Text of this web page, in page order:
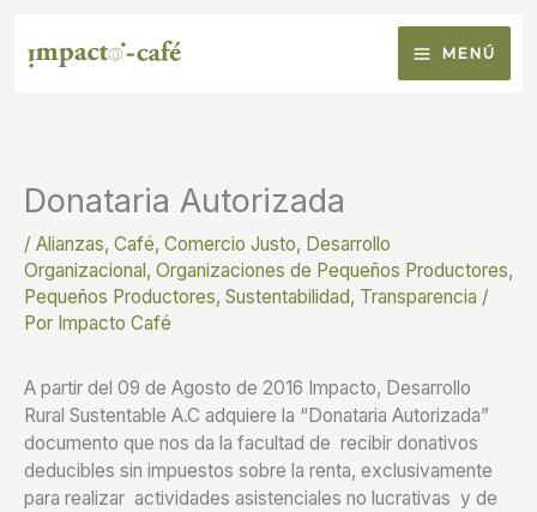
MENÚ
Donataria Autorizada
/ Alianzas, Café, Comercio Justo, Desarrollo
Organizacional , Organizaciones de Pequeños Productores,
Pequeños Productores, Sustentabilidad, Transparencia /
Por Impacto Café
A partir del 09 de Agosto de 2016 Impacto, Desarrollo
Rural Sustentable A.C adquiere la “Donataria Autorizada”
documento que nos da la facultad de recibir donativos
deducibles sin impuestos sobre la renta, exclusivamente
para realizar actividades asistenciales no lucrativas y de